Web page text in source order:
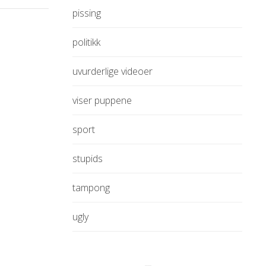
pissing
politikk
uvurderlige videoer
viser puppene
sport
stupids
tampong
ugly